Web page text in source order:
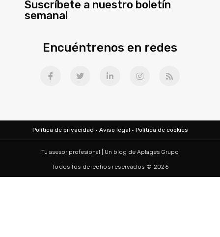
Suscríbete a nuestro boletín
semanal
Encuéntrenos en redes
Política de privacidad · Aviso legal · Política de cookies
Tu asesor profesional | Un blog de Aplages Grupo
Todos los derechos reservados © 2026